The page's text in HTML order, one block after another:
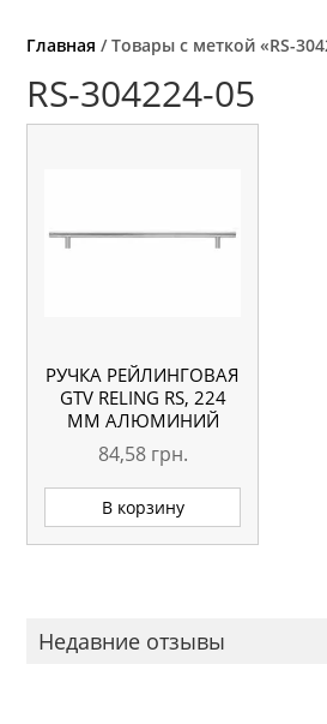
Главная / Товары с меткой «RS-
RS-304224-05
РУЧКА РЕЙЛИНГОВАЯ
GTV RELING RS, 224
ММ АЛЮМИНИЙ
84,58 грн.
В корзину
Недавние отзывы